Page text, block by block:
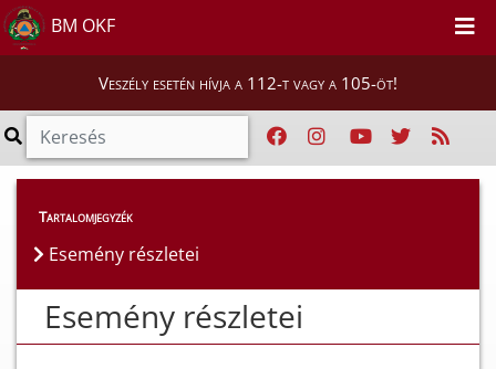
BM OKF
Veszély esetén hívja a 112-t vagy a 105-öt!
Esemény részletei
Tartalomjegyzék
Esemény részletei
Esemény részletei